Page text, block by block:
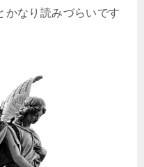
かなり読みづらいです